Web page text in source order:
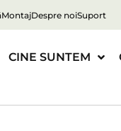
MontajDespre noiSuport
CINE SUNTEM